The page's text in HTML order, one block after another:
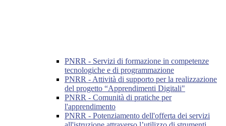
PNRR - Servizi di formazione in competenze
tecnologiche e di programmazione
PNRR - Attività di supporto per la realizzazione
del progetto “Apprendimenti Digitali"
PNRR - Comunità di pratiche per
l'apprendimento
PNRR - Potenziamento dell'offerta dei servizi